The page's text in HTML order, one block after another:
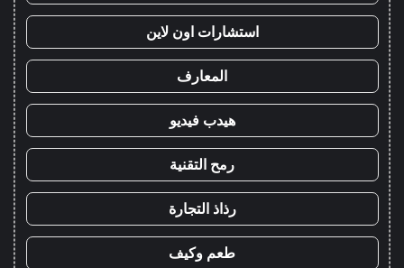
استشارات اون لاين
المعارف
هيدب فيديو
رمح التقنية
رذاذ التجارة
طعم وكيف